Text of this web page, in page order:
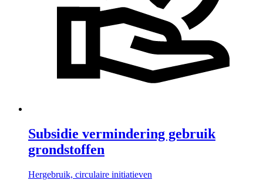
Subsidie vermindering gebruik
grondstoffen
Hergebruik, circulaire initiatieven